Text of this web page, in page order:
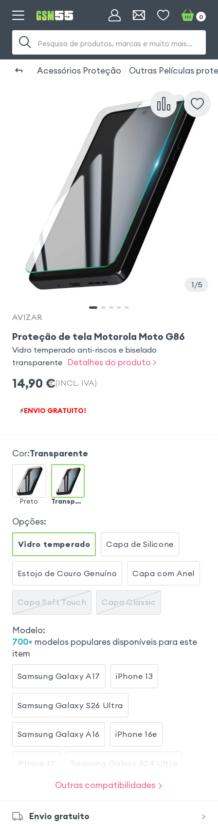
Pesquisa de produtos, marcas e muito mais...
0
Acessórios Proteção Outras Películas
1 5
AVIZAR
Proteção de tela Motorola Moto G86
Vidro temperado anti-riscos e biselado
transparente
Detalhes do produto >
14,90 €(INCL. IVA)
⚡ENVIO GRATUITO!
Cor:Transparente
Preto Transparente
Opções:
Vidro temperado Capa de Silicone
Estojo de Couro Genuíno Capa com Anel
Capa Soft Touch Capa Classic
Modelo:
700+ modelos populares disponíveis para este
item
Samsung Galaxy A17 iPhone 13
Samsung Galaxy S26 Ultra
Samsung Galaxy A16 iPhone 16e
iPhone 17 Samsung Galaxy S24 Ultra
Samsung Galaxy S25 Ultra
Samsung Galaxy S23 Ultra
Outras compatibilidades
Envio gratuito